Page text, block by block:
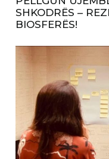
SHKODRËS –
BIOSFERËS!